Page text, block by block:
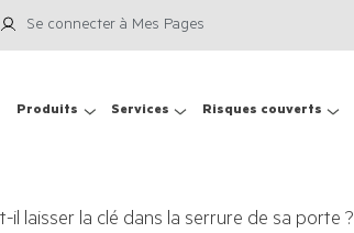
Produits Services Risques couverts
Se connecter à Mes Pages
il laisser la clé dans la serrure de sa porte ?